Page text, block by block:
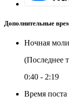
Дополнительные
Ночная
(Последнее
0:40 - 2:19
Время поста